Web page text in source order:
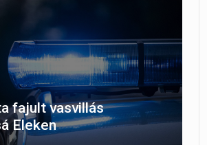
fajult vasvillás
Eleken